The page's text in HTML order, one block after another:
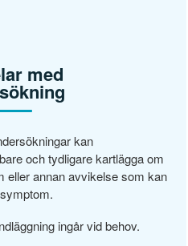
med
kan
och tydligare kartlägga om
eller annan avvikelse som kan
ingår vid behov.